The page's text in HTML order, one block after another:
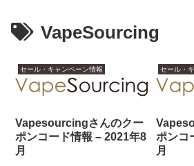
VapeSourcing
セール・キャンペーン情報
Vapesourcingさんのクー
ポンコード情報 – 2021年8
月
セール・
ポンコ
月